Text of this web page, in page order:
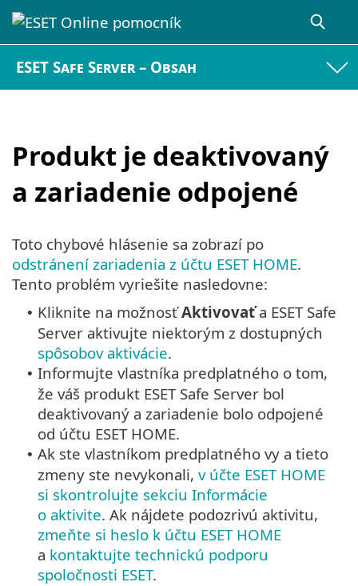
ESET Safe Server – Obsah
Produkt je deaktivovaný
a zariadenie odpojené
Toto chybové hlásenie sa zobrazí po
odstránení zariadenia z účtu ESET HOME.
Tento problém vyriešite nasledovne:
• Kliknite na možnosťAktivovaťa ESET Safe
Server aktivujte niektorým z dostupných
spôsobov aktivácie.
• Informujte vlastníka predplatného o tom,
že váš produkt ESET Safe Server bol
deaktivovaný a zariadenie bolo odpojené
od účtu ESET HOME.
• Ak ste vlastníkom predplatného vy a tieto
zmeny ste nevykonali, v účte ESET HOME
si skontrolujte sekciu Informácie
o aktivite. Ak nájdete podozrivú aktivitu,
zmeňte si heslo k účtu ESET HOME
a kontaktujte technickú podporu
spoločnosti ESET.